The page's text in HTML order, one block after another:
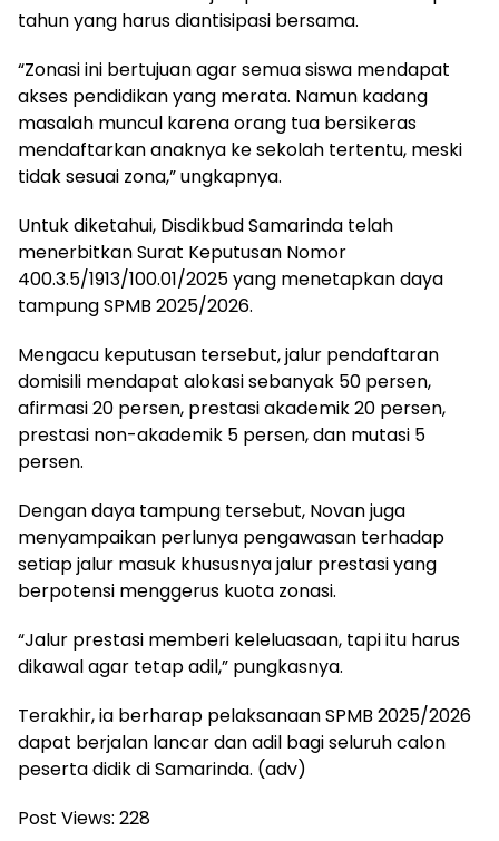
tahun yang harus diantisipasi bersama.
“Zonasi ini bertujuan agar semua siswa mendapat
akses pendidikan yang merata. Namun kadang
masalah muncul karena orang tua bersikeras
mendaftarkan anaknya ke sekolah tertentu, meski
tidak sesuai zona,” ungkapnya.
Untuk diketahui, Disdikbud Samarinda telah
menerbitkan Surat Keputusan Nomor
400.3.5/1913/100.01/2025 yang menetapkan daya
tampung SPMB 2025/2026.
Mengacu keputusan tersebut, jalur pendaftaran
domisili mendapat alokasi sebanyak 50 persen,
afirmasi 20 persen, prestasi akademik 20 persen,
prestasi non-akademik 5 persen, dan mutasi 5
persen.
Dengan daya tampung tersebut, Novan juga
menyampaikan perlunya pengawasan terhadap
setiap jalur masuk khususnya jalur prestasi yang
berpotensi menggerus kuota zonasi.
“Jalur prestasi memberi keleluasaan, tapi itu harus
dikawal agar tetap adil,” pungkasnya.
Terakhir, ia berharap pelaksanaan SPMB 2025/2026
dapat berjalan lancar dan adil bagi seluruh calon
peserta didik di Samarinda. (adv)
Post Views: 228